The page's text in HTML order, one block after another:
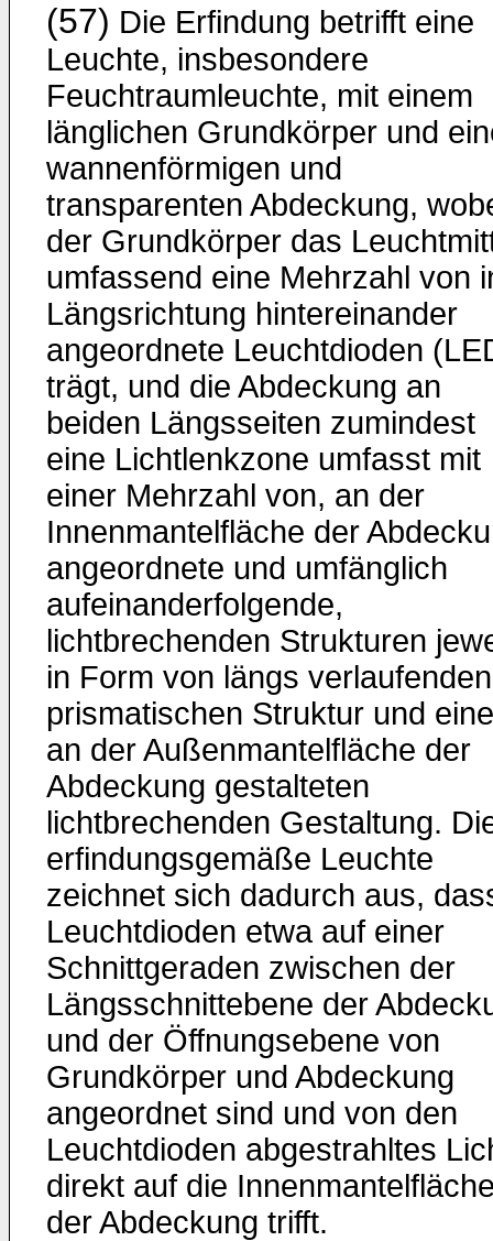
(57) Die Erfindung betrifft eine
Leuchte, insbesondere
Feuchtraumleuchte, mit einem
länglichen Grundkörper und
wannenförmigen und
transparenten Abdeckung,
der Grundkörper das
umfassend eine Mehrzahl von
Längsrichtung hintereinander
angeordnete Leuchtdioden
trägt, und die Abdeckung an
beiden Längsseiten zumindest
eine Lichtlenkzone umfasst mit
einer Mehrzahl von, an der
Innenmantelfläche der
angeordnete und umfänglich
aufeinanderfolgende,
lichtbrechenden Strukturen
in Form von längs verlaufenden
prismatischen Struktur und
an der Außenmantelfläche der
Abdeckung gestalteten
lichtbrechenden Gestaltung.
erfindungsgemäße Leuchte
zeichnet sich dadurch aus,
Leuchtdioden etwa auf einer
Schnittgeraden zwischen der
Längsschnittebene der
und der Öffnungsebene von
Grundkörper und Abdeckung
angeordnet sind und von den
Leuchtdioden abgestrahltes
direkt auf die
der Abdeckung trifft.